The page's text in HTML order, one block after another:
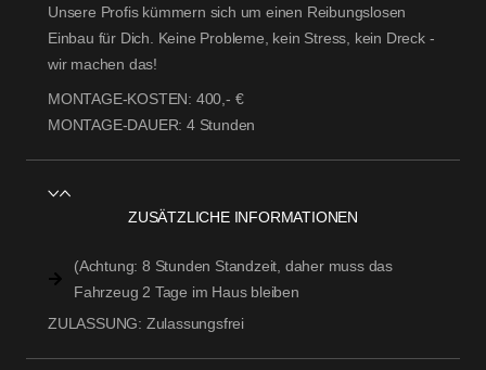
Unsere Profis kümmern sich um einen Reibungslosen
Einbau für Dich. Keine Probleme, kein Stress, kein Dreck -
wir machen das!
MONTAGE-KOSTEN: 400,- €
MONTAGE-DAUER: 4 Stunden
ZUSÄTZLICHE INFORMATIONEN
(Achtung: 8 Stunden Standzeit, daher muss das
Fahrzeug 2 Tage im Haus bleiben
ZULASSUNG: Zulassungsfrei